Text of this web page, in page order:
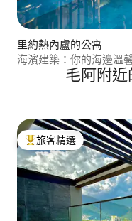
里約熱內盧的公寓
海濱建築：你的海邊溫
毛阿附
旅客精選榜首
旅客精選